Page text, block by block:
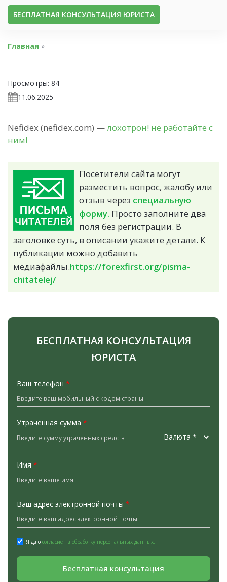
БЕСПЛАТНАЯ КОНСУЛЬТАЦИЯ ЮРИСТА
Главная »
Просмотры: 84
11.06.2025
Nefidex (nefidex.com) —лохотрон! не работайте с
ним!
Посетители сайта могут
разместить вопрос, жалобу или
отзыв через специальную
форму. Просто заполните два
поля без регистрации. В
заголовке суть, в описании укажите детали. К
публикации можно добавить
медиафайлы.https://forexfirst.org/pisma-
chitatelej/
БЕСПЛАТНАЯ КОНСУЛЬТАЦИЯ
ЮРИСТА
Ваш телефон *
Утраченная сумма *
Имя *
Ваш адрес электронной почты *
Я даю согласие на обработку персональных данных.
Бесплатная консультация